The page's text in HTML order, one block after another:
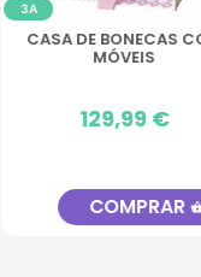
DE BONECAS COM
MÓVEIS
129,99 €
COMPRAR shopping_basket